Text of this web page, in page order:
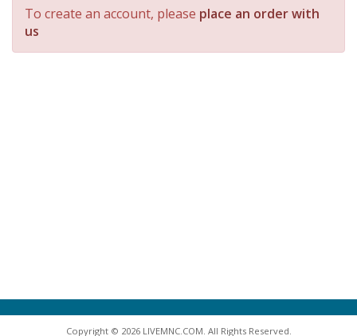
To create an account, please place an order with
us
Copyright © 2026 LIVEMNC.COM. All Rights Reserved.